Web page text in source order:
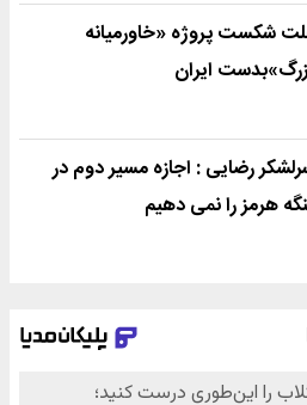
شکست پروژه «خاورمیانه
ایران
رضایی : اجازه مسیر دوم در
هرمز را نمی دهیم